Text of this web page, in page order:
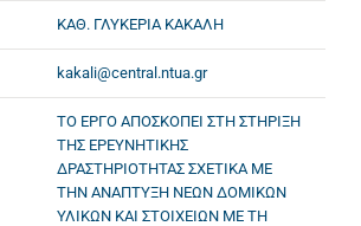
ΚΑΘ. ΓΛΥΚΕΡΙΑ ΚΑΚΑΛΗ
kakali@central.ntua.gr
ΤΟ ΕΡΓΟ ΑΠΟΣΚΟΠΕΙ ΣΤΗ ΣΤΗΡΙΞΗ
ΤΗΣ ΕΡΕΥΝΗΤΙΚΗΣ
ΔΡΑΣΤΗΡΙΟΤΗΤΑΣ ΣΧΕΤΙΚΑ ΜΕ
ΤΗΝ ΑΝΑΠΤΥΞΗ ΝΕΩΝ ΔΟΜΙΚΩΝ
ΥΛΙΚΩΝ ΚΑΙ ΣΤΟΙΧΕΙΩΝ ΜΕ ΤΗ